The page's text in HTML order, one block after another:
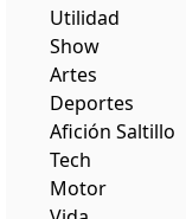
Utilidad
Show
Artes
Deportes
Afición Saltillo
Tech
Motor